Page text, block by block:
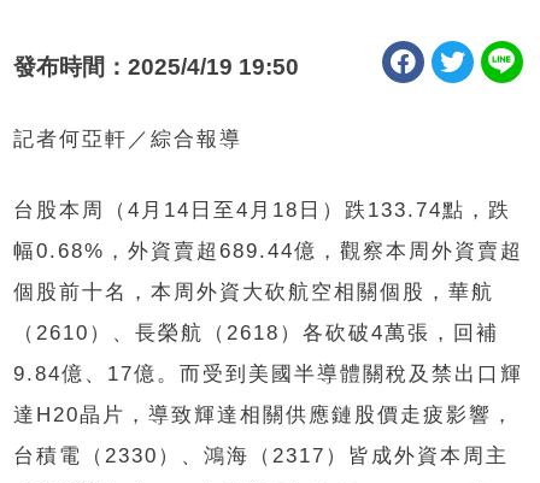
發布時間：2025/4/19 19:50
記者何亞軒／綜合報導
台股本周（4月14日至4月18日）跌133.74點，跌
幅0.68%，外資賣超689.44億，觀察本周外資賣超
個股前十名，本周外資大砍航空相關個股，華航
（2610）、長榮航（2618）各砍破4萬張，回補
9.84億、17億。而受到美國半導體關稅及禁出口輝
達H20晶片，導致輝達相關供應鏈股價走疲影響，
台積電（2330）、鴻海（2317）皆成外資本周主